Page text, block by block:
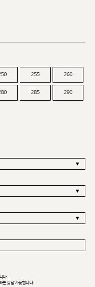
255 260
285 290
다.
른 상담 가능합니다.